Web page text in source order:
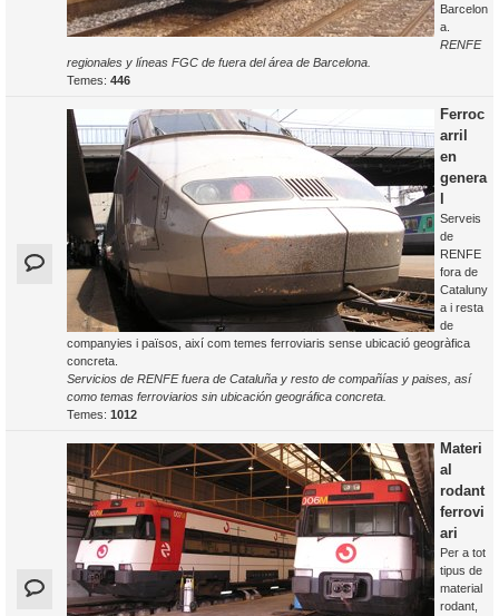
Barcelon
a.
RENFE
regionales y líneas FGC de fuera del área de Barcelona.
Temes: 446
Ferroc
arril
en
genera
Serveis
de
RENFE
fora de
Cataluny
a i resta
de
companyies i països, així com temes ferroviaris sense ubicació geogràfica
concreta.
Servicios de RENFE fuera de Cataluña y resto de compañías y paises, así
como temas ferroviarios sin ubicación geográfica concreta.
Temes: 1012
Materi
al
rodant
ferrovi
ari
Per a tot
tipus de
material
rodant,